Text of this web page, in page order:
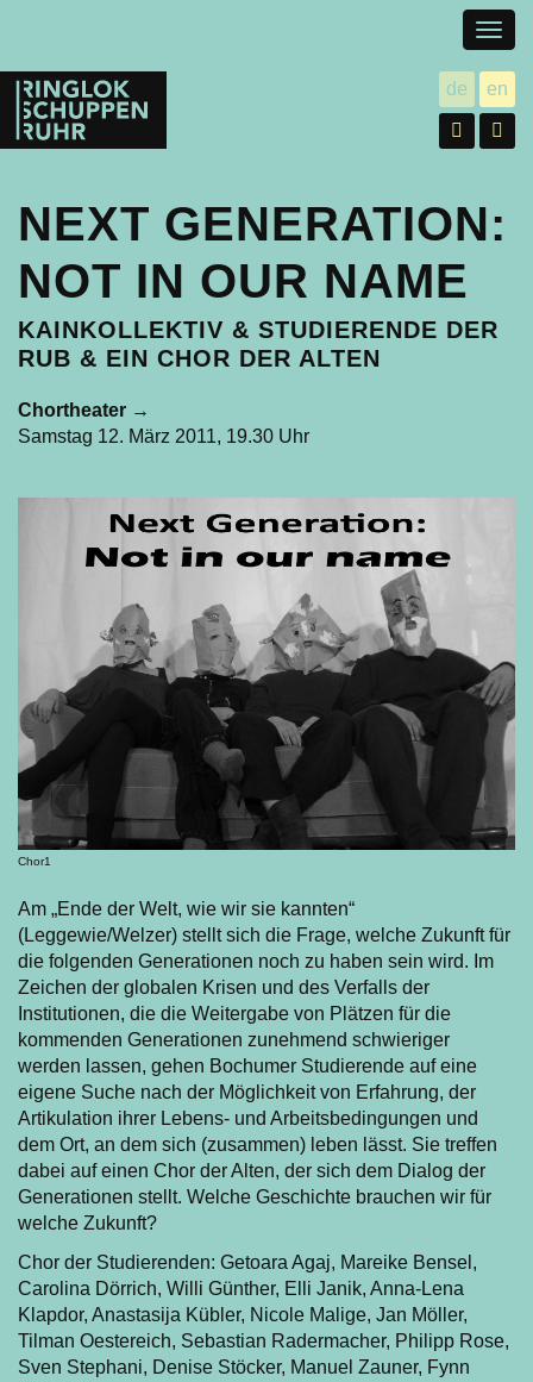
Ringlokschuppen
Ruhr
de utsch
en
NEXT GENERATION:
NOT IN OUR NAME
KAINKOLLEKTIV & STUDIERENDE DER
RUB & EIN CHOR DER ALTEN
Chortheater →
Samstag 12. März 2011, 19.30 Uhr
Chor1
Am „Ende der Welt, wie wir sie kannten“
(Leggewie/Welzer) stellt sich die Frage, welche Zukunft für
die folgenden Generationen noch zu haben sein wird. Im
Zeichen der globalen Krisen und des Verfalls der
Institutionen, die die Weitergabe von Plätzen für die
kommenden Generationen zunehmend schwieriger
werden lassen, gehen Bochumer Studierende auf eine
eigene Suche nach der Möglichkeit von Erfahrung, der
Artikulation ihrer Lebens- und Arbeitsbedingungen und
dem Ort, an dem sich (zusammen) leben lässt. Sie treffen
dabei auf einen Chor der Alten, der sich dem Dialog der
Generationen stellt. Welche Geschichte brauchen wir für
welche Zukunft?
Chor der Studierenden: Getoara Agaj, Mareike Bensel,
Carolina Dörrich, Willi Günther, Elli Janik, Anna-Lena
Klapdor, Anastasija Kübler, Nicole Malige, Jan Möller,
Tilman Oestereich, Sebastian Radermacher, Philipp Rose,
Sven Stephani, Denise Stöcker, Manuel Zauner, Fynn